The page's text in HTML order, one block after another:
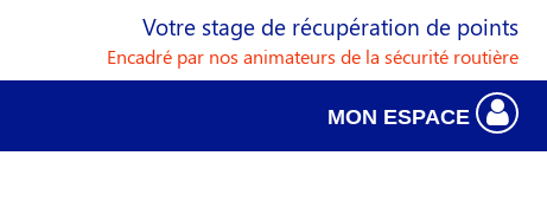
Votre stage de récupération de points
Encadré par nos animateurs de la sécurité routière
MON ESPACE